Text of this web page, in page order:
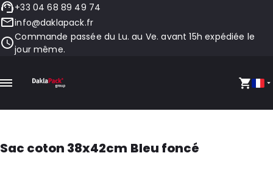
+33 04 68 89 49 74
info@daklapack.fr
Commande passée du Lu. au Ve. avant 15h expédiée le
jour même.
Sac coton 38x42cm Bleu foncé